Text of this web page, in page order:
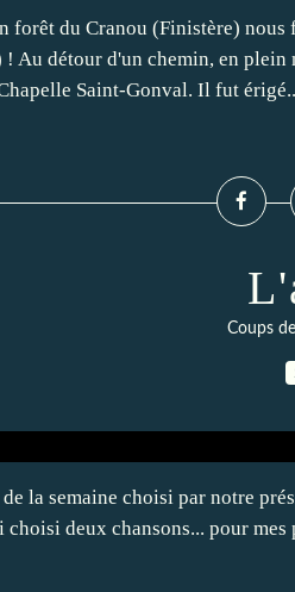
forêt du Cranou (Finistère)
! Au détour d'un chemin, en
Saint-Gonval. Il fut
Coups
de la semaine choisi par notre
choisi deux chansons... pour mes